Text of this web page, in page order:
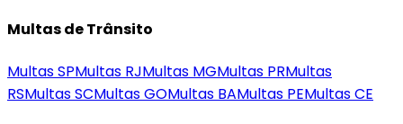
Multas de Trânsito
MultasSPMultas RJMultas MGMultas PRMultas
RSMultasSCMultasGOMultas BAMultas PEMultasCE